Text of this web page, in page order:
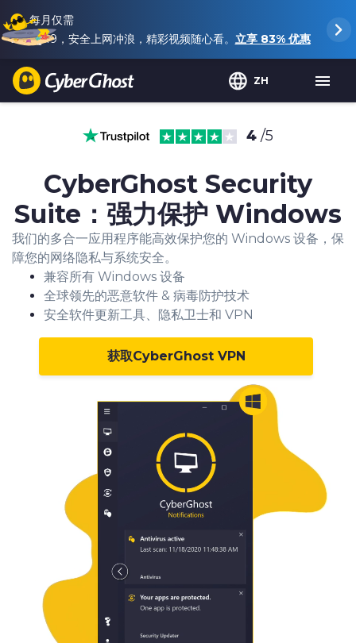
每月仅需
$2.19 ，安全上网冲浪，精彩视频随心看。 立享 83%优惠
ZH
4 /5
CyberGhost Security
Suite：强力保护 Windows
我们的多合一应用程序能高效保护您的 Windows 设备，保
障您的网络隐私与系统安全。
兼容所有 Windows 设备
全球领先的恶意软件 & 病毒防护技术
安全软件更新工具、隐私卫士和 VPN
获取CyberGhost VPN